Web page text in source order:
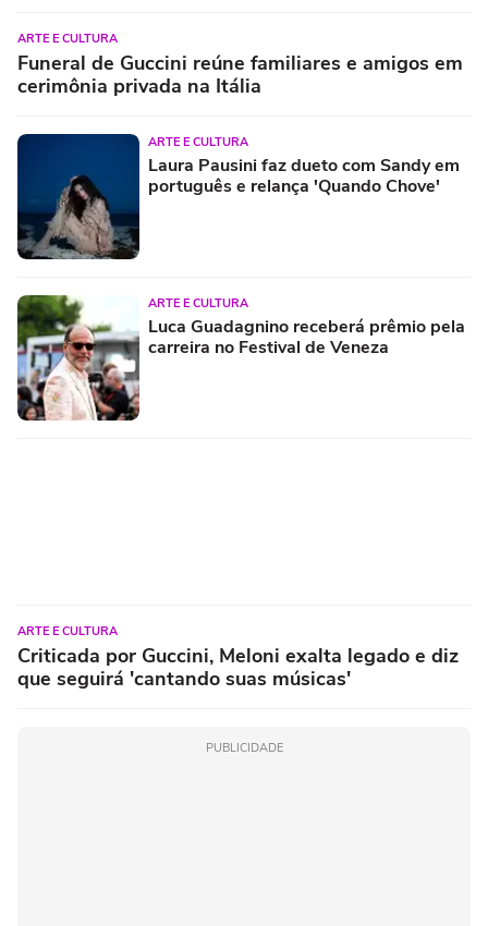
ARTE E CULTURA
Funeral de Guccini reúne familiares e amigos em
cerimônia privada na Itália
ARTE E CULTURA
Laura Pausini faz dueto com Sandy em
português e relança 'Quando Chove'
ARTE E CULTURA
Luca Guadagnino receberá prêmio pela
carreira no Festival de Veneza
ARTE E CULTURA
Criticada por Guccini, Meloni exalta legado e diz
que seguirá 'cantando suas músicas'
PUBLICIDADE